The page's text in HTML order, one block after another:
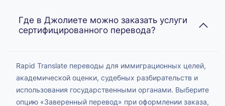
Где в Джолиете можно заказать услуги
сертифицированного перевода?
Rapid Translate переводы для иммиграционных целей,
академической оценки, судебных разбирательств и
использования государственными органами. Выберите
опцию «Заверенный перевод» при оформлении заказа,